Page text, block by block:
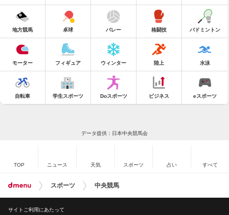
地方競馬 卓球 バレー 格闘技 バドミントン
モーター フィギュア ウィンター 陸上 水泳
自転車 学生スポーツ Doスポーツ ビジネス eスポーツ
データ提供：日本中央競馬会
TOP ニュース 天気 スポーツ 占い すべて
スポーツ 中央競馬
サイトご利用にあたって